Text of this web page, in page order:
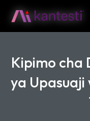
Kipimo cha
ya Upasuaji